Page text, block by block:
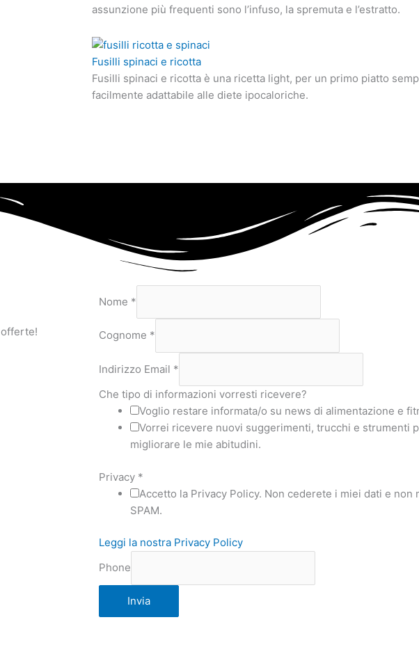
assunzione più frequenti sono l’infuso, la spremuta e l’estratto.
Fusilli spinaci e ricotta
Fusilli spinaci e ricotta è una ricetta light, per un primo piatto
facilmente adattabile alle diete ipocaloriche.
Nome *
Cognome *
Indirizzo Email *
Che tipo di informazioni vorresti ricevere?
Voglio restare informata/o su news di alimentazione e
Vorrei ricevere nuovi suggerimenti, trucchi e strumenti
migliorare le mie abitudini.
Privacy *
Accetto la Privacy Policy. Non cederete i miei dati e non
SPAM.
Leggi la nostra Privacy Policy
Phone
Invia